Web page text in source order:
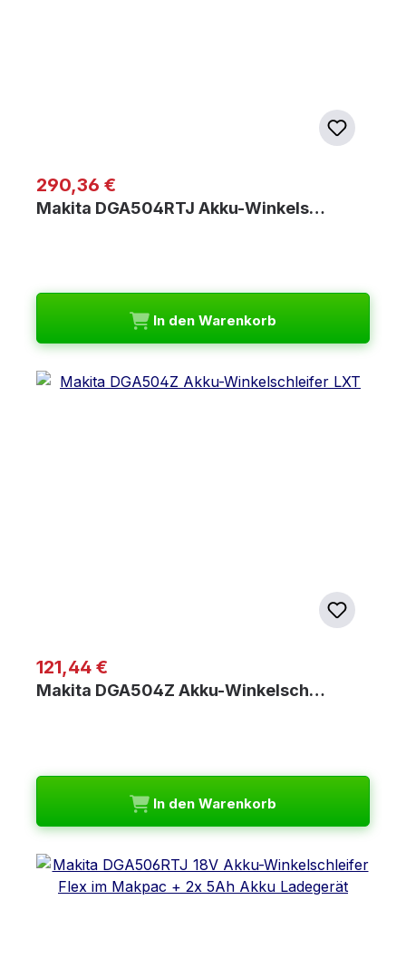
Regulärer Preis:
290,36 €
Makita DGA504RTJ Akku-Winkels…
In den Warenkorb
Regulärer Preis:
121,44 €
Makita DGA504Z Akku-Winkelsch…
In den Warenkorb